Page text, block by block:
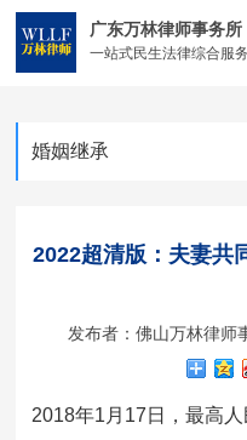
广东万林律师事务所
一站式民生法律综合服
婚姻继承
2022超清版：夫妻共
发布者：佛山万林律
2018年1月17日，最高